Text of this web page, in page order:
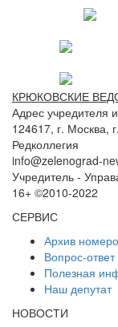
КРЮКОВСКИЕ
Адрес учредителя
124617, г. Москва,
Редколлегия
info@zelenograd-
Учредитель -
16+ ©2010-2022
СЕРВИС
Архив
Вопрос-ответ
Полезная
Наш депутат
НОВОСТИ